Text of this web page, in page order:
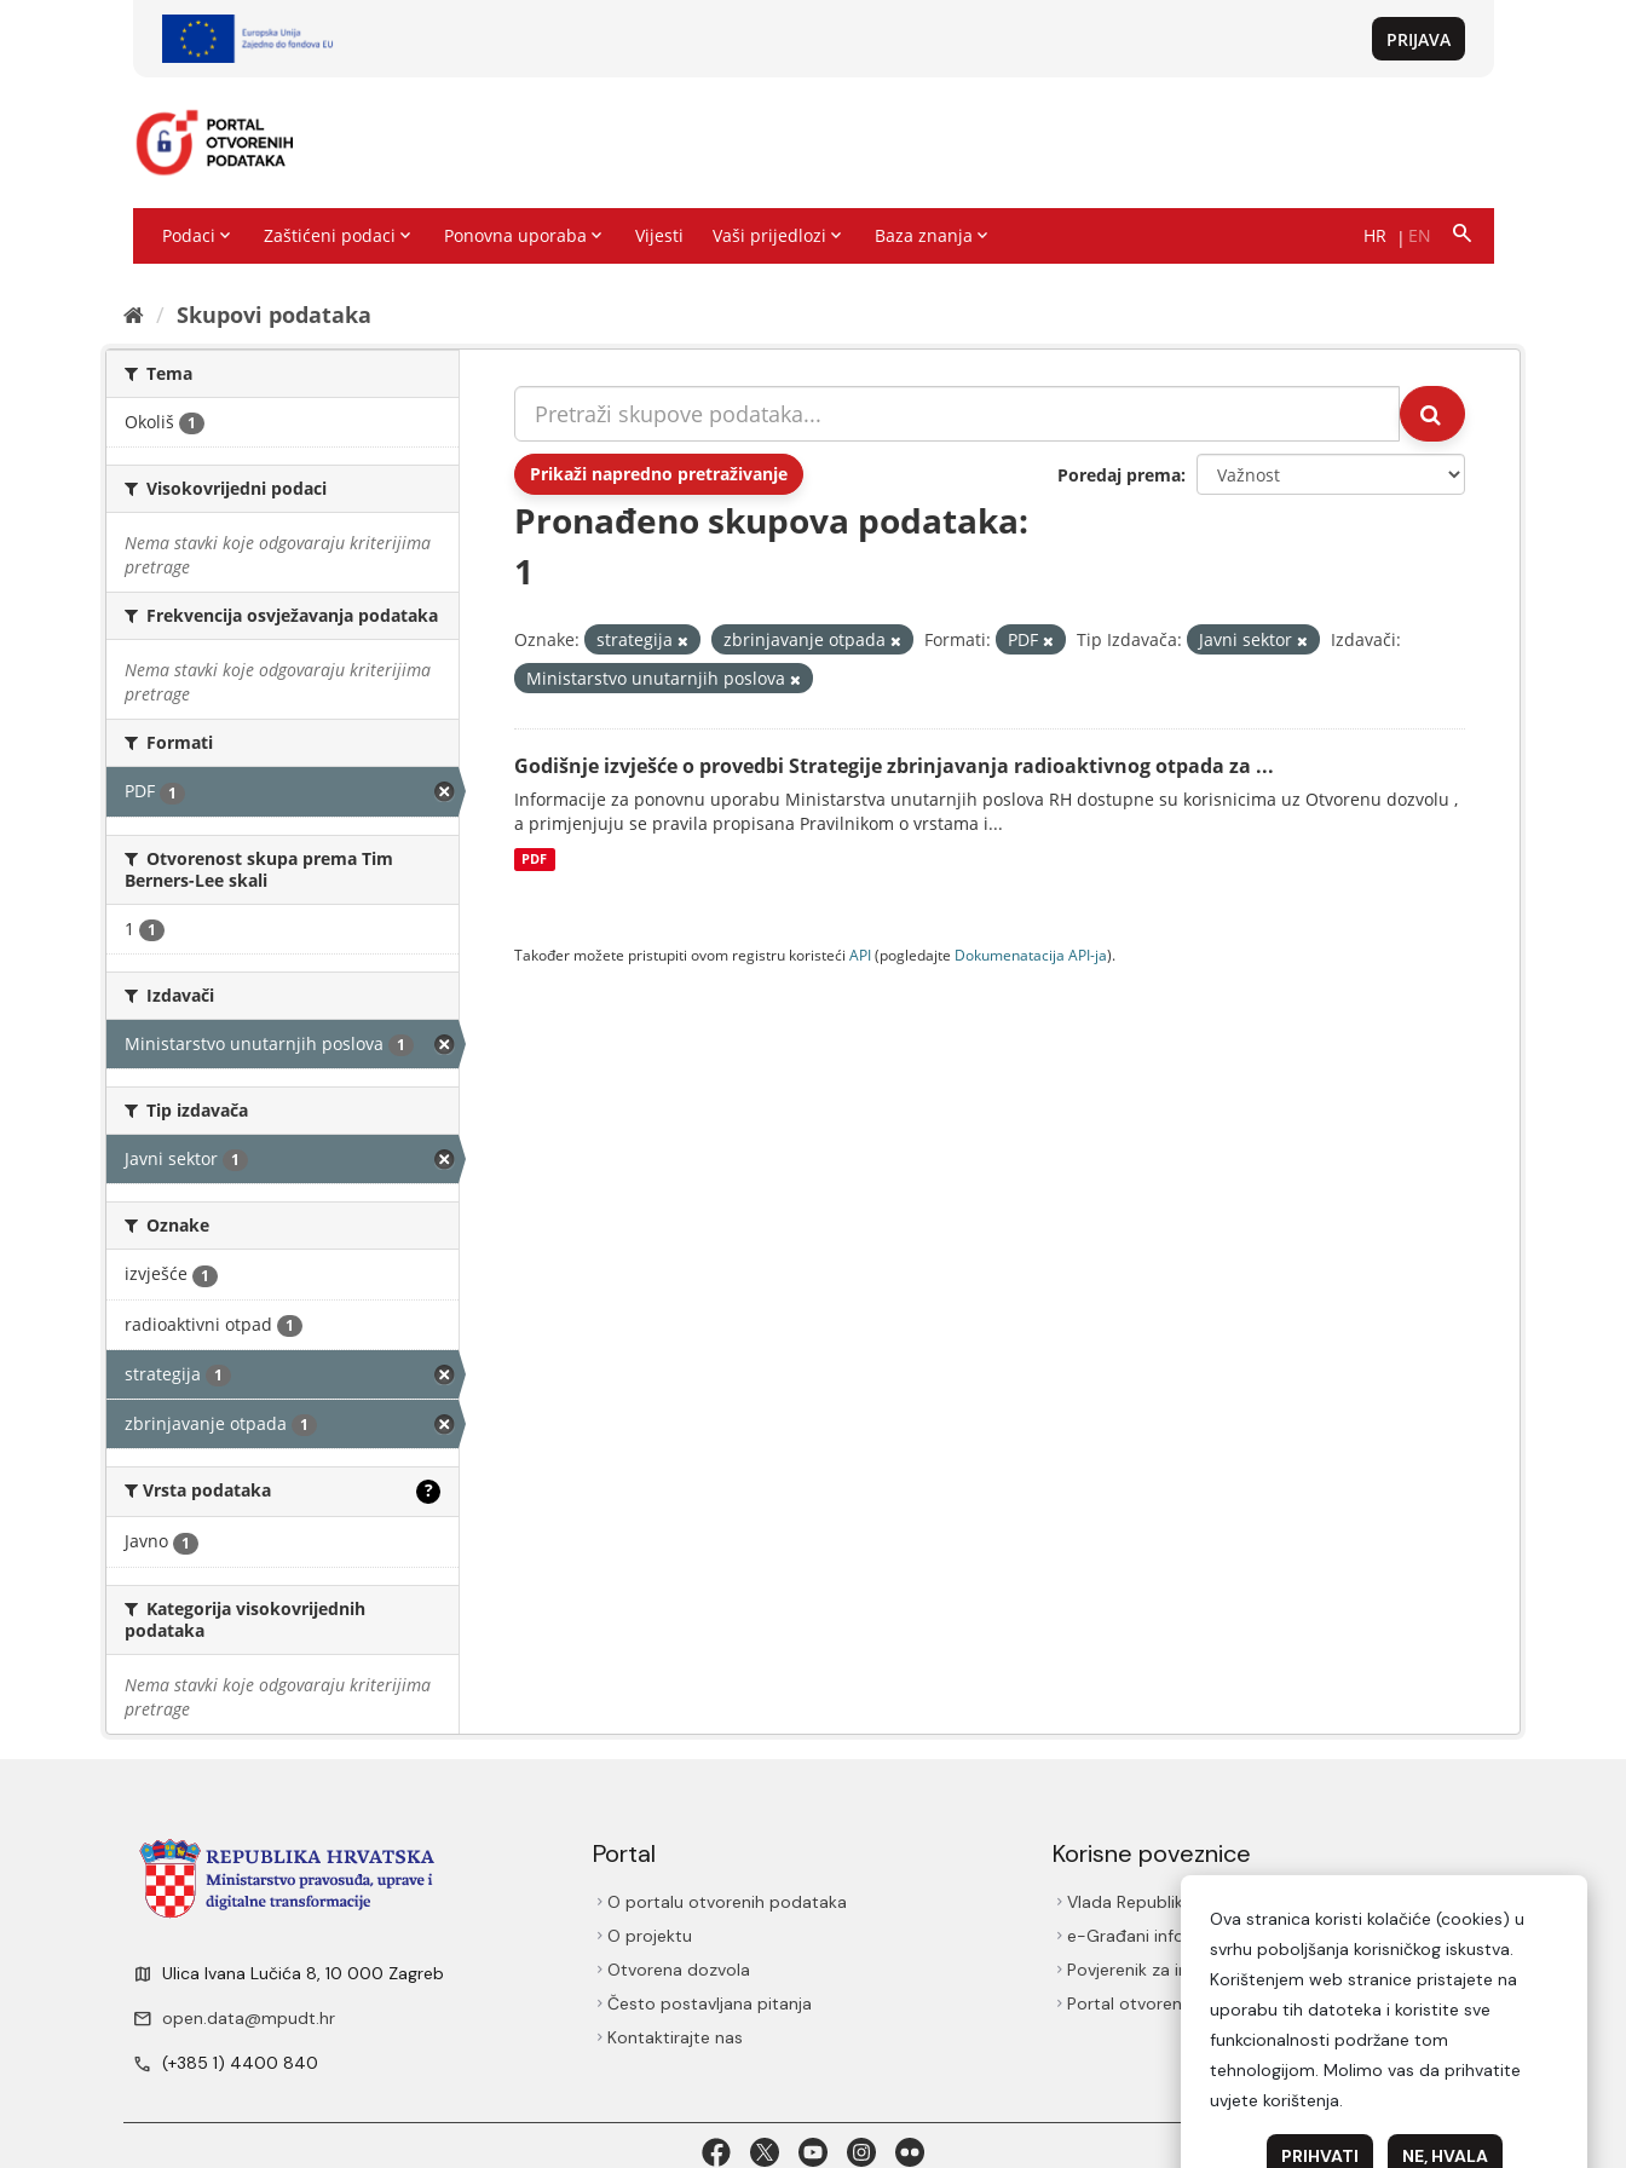
Skupovi podаtаkа
Tema
Okoliš 1
Visokovrijedni podaci
Nema stavki koje odgovaraju kriterijima
pretrage
Frekvencija osvježavanja podataka
Nema stavki koje odgovaraju kriterijima
pretrage
Formati
PDF 1
Otvorenost skupa prema Tim
Berners-Lee skali
1 1
Izdavači
Ministarstvo unutarnjih poslova 1
Tip izdavača
Javni sektor 1
Oznake
izvješće 1
radioaktivni otpad 1
strategija 1
zbrinjavanje otpada 1
Vrsta podataka ?
Javno 1
Kategorija visokovrijednih
podataka
Nema stavki koje odgovaraju kriterijima
pretrage
Prikaži napredno pretraživanje Poredaj prema
Pronađeno skupova podataka:
1
Oznake: strategija zbrinjavanje otpada Formati: PDF Tip Izdavača: Javni sektor
Izdavači:
Ministarstvo unutarnjih poslova
Godišnje izvješće o provedbi Strategije zbrinjavanja radioaktivnog otpada za ...
Informacije za ponovnu uporabu Ministarstva unutarnjih poslova RH dostupne su korisnicima uz Otvorenu dozvolu ,
a primjenjuju se pravila propisana Pravilnikom o vrstama i...
PDF
Također možete pristupiti ovom registru koristeći API(pogledajte Dokumenаtаcijа API-jа).